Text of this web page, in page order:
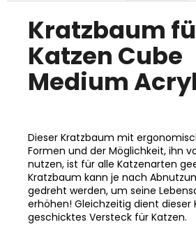
Kratzbaum
Katzen Cube
Medium
Dieser Kratzbaum mit
Formen und der Möglichkeit, ihn
nutzen, ist für alle Katzenarten
Kratzbaum kann je nach
gedreht werden, um seine
erhöhen! Gleichzeitig dient dieser
geschicktes Versteck für Katzen.